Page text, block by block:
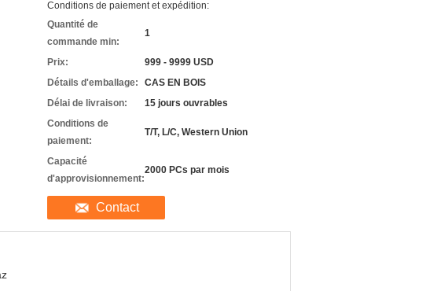
Conditions de paiement et expédition:
Quantité de
commande min:
1
Prix:
999 - 9999 USD
Détails d'emballage:
CAS EN BOIS
Délai de livraison:
15 jours ouvrables
Conditions de
paiement:
T/T, L/C, Western Union
Capacité
d'approvisionnement:
2000 PCs par mois
Contact